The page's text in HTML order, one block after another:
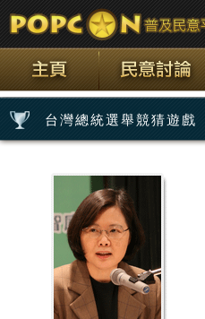
台灣總統選舉競猜遊戲